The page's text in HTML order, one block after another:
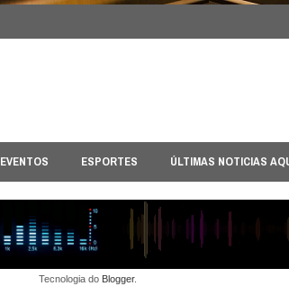
EVENTOS ESPORTES ÚLTIMAS NOTICIAS
Tecnologia do Blogger.